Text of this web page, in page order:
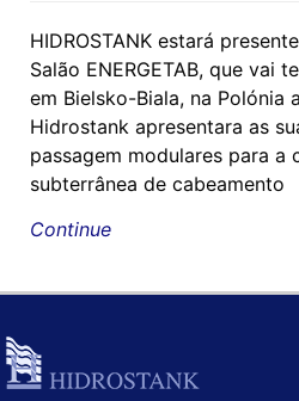
HIDROSTANK estará
Salão ENERGETAB, que vai
em Bielsko-Biala, na Polónia
Hidrostank apresentara as
passagem modulares para a
subterrânea de cabeamento
Continue